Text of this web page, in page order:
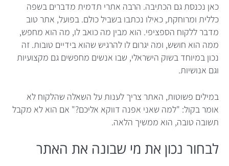
כאן נכנסת גם הכתיבה. הרבה אתרי תדמית מדברים בשפה
כללית ומרוחקת, כאילו נכתבו בשביל כולם. בפועל, אתר טוב
מדבר ללקוח הספציפי. הוא מבין מה כואב לו, מה הוא מחפש,
ממה הוא חושש, ומה יגרום לו להרגיש שהוא בידיים טובות. זה
נכון במיוחד בשוק הישראלי, שבו אנשים מחפשים גם מקצועיות
וגם אנושיות.
במילים פשוטות, האתר צריך לענות על השאלה שהלקוח לא
אומר בקול: "למה שאני אפנה דווקא אליכם?" אם הוא לא מקבל
תשובה טובה, הוא ממשיך הלאה.
לבחור נכון את מי שבונה את האתר